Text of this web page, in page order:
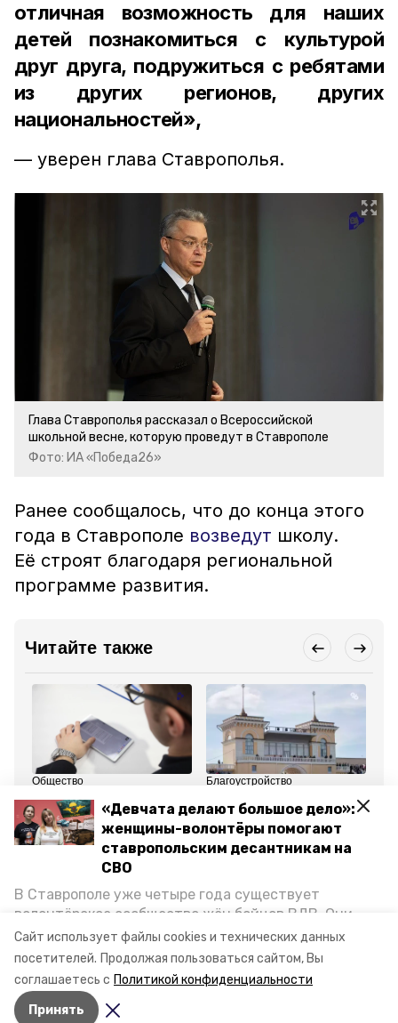
Сайт использует файлы cookies и технических данных
посетителей. Продолжая пользоваться сайтом, Вы
соглашаетесь с Политикой конфиденциальности
Принять
«Девчата делают большое дело»:
женщины-волонтёры помогают
ставропольским десантникам на
СВО
В Ставрополе уже четыре года существует
волонтёрское сообщество жён бойцов ВДВ. Они
организуют сборы вещей и продуктов для
участников спецоперации и лично отвозят всё это
на передовую. Девушки рассказали «Победе26», как
создавали добровольческий клуб и зачем проводят
масштабную акцию к 9 Мая.
отличная возможность для наших
детей познакомиться с культурой
друг друга, подружиться с ребятами
из других регионов, других
национальностей»,
— уверен глава Ставрополья.
Глава Ставрополья рассказал о Всероссийской
школьной весне, которую проведут в Ставрополе
Фото: ИА «Победа26»
Ранее сообщалось, что до конца этого
года в Ставрополе возведут школу.
Её строят благодаря региональной
программе развития.
Читайте также
Общество
2 апреля , 16:53
Каждый второй
участник ярмарок
трудоустройства нашёл
работу на Ставрополье
Благоустройство
Масштабную
реконструкцию
стадиона «Динамо»
завершат в 2027 году —
Все новости
школьная весна ставрополь
Авторы: Диана Хачатурян